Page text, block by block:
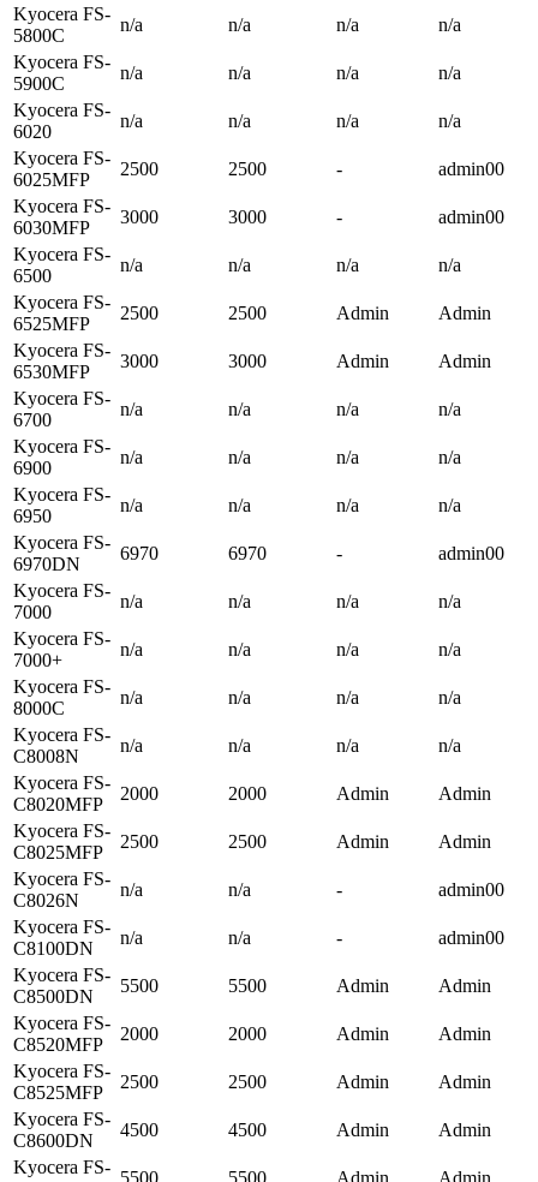
Kyocera FS-
5800C
n/a n/a n/a
n/a
Kyocera FS-
5900C
n/a n/a n/a
n/a
Kyocera FS-
6020
n/a n/a n/a
n/a
Kyocera FS-
6025MFP
2500 2500 -
admin00
Kyocera FS-
6030MFP
3000 3000 -
admin00
Kyocera FS-
6500
n/a n/a n/a
n/a
Kyocera FS-
6525MFP
2500 2500 Admin
Admin
Kyocera FS-
6530MFP
3000 3000 Admin
Admin
Kyocera FS-
6700
n/a n/a n/a
n/a
Kyocera FS-
6900
n/a n/a n/a
n/a
Kyocera FS-
6950
n/a n/a n/a
n/a
Kyocera FS-
6970DN
6970 6970 -
admin00
Kyocera FS-
7000
n/a n/a n/a
n/a
Kyocera FS-
7000+
n/a n/a n/a
n/a
Kyocera FS-
8000C
n/a n/a n/a
n/a
Kyocera FS-
C8008N
n/a n/a n/a
n/a
Kyocera FS-
C8020MFP
2000 2000 Admin
Admin
Kyocera FS-
C8025MFP
2500 2500 Admin
Admin
Kyocera FS-
C8026N
n/a n/a -
admin00
Kyocera FS-
C8100DN
n/a n/a -
admin00
Kyocera FS-
C8500DN
5500 5500 Admin
Admin
Kyocera FS-
C8520MFP
2000 2000 Admin
Admin
Kyocera FS-
C8525MFP
2500 2500 Admin
Admin
Kyocera FS-
C8600DN
4500 4500 Admin
Admin
Kyocera FS-
5500 5500 Admin Admin